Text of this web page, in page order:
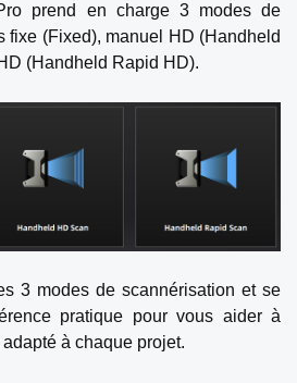
prend en charge 3 modes de
fixe (Fixed), manuel HD (Handheld
(Handheld Rapid HD).
3 modes de scannérisation et se
pratique pour vous aider à
à chaque projet.